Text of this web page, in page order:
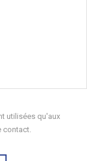
utilisées qu'aux
contact.